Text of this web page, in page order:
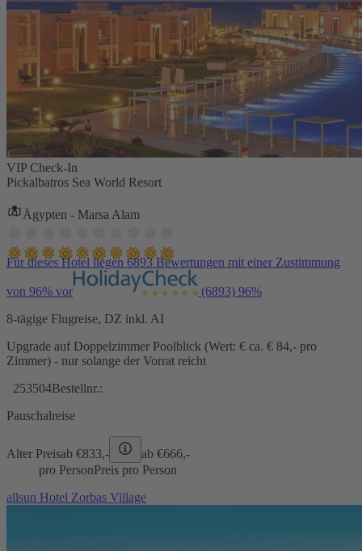
VIP Check-In
Pickalbatros Sea World Resort
Ägypten - Marsa Alam
Für dieses Hotel liegen 6893 Bewertungen mit einer Zustimmung
von 96% vor (6893) 96%
8-tägige Flugreise, DZ inkl. AI
Upgrade auf Doppelzimmer Poolblick (Wert: € ca. € 84,- pro
Zimmer) - nur solange der Vorrat reicht
253504Bestellnr.:
Pauschalreise
Alter Preisab €833,- ab €666,-
pro PersonPreis pro Person
allsun Hotel Zorbas Village